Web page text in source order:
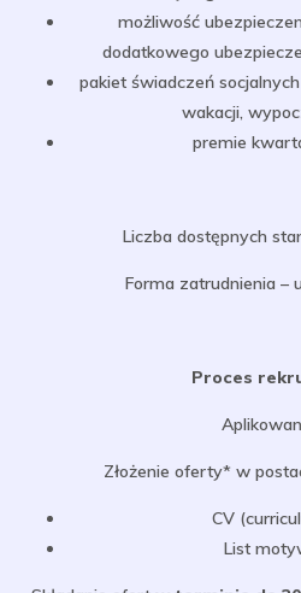
możliwość
dodatkowego
pakiet świadczeń
wakacji,
premie
Liczba dostępnych
Forma zatrudnienia –
Proces
Złożenie oferty* w
CV
List